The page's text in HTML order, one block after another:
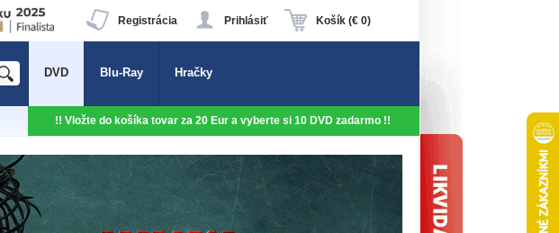
Košík (€ 0)
Prihlásiť
Registrácia
DVD Blu-Ray Hračky
!! Vložte do košíka tovar za 20 Eur a vyberte si 10 DVD zadarmo !!